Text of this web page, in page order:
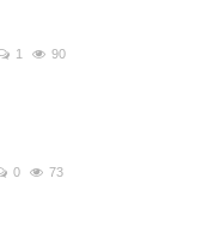
1 90
0 73